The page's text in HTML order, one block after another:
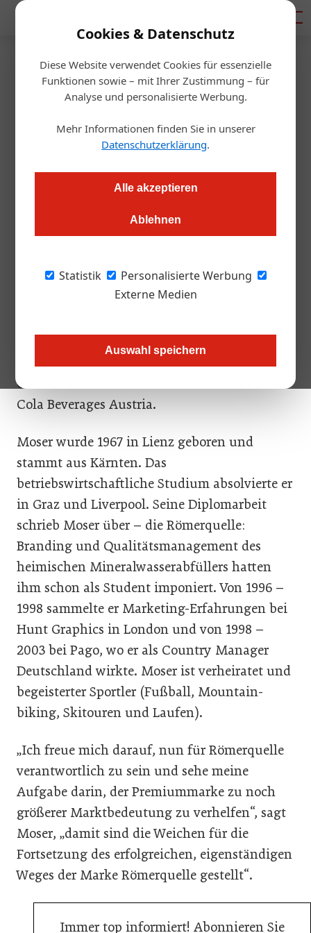
Cookies & Datenschutz
Diese Website verwendet Cookies für essenzielle
Funktionen sowie – mit Ihrer Zustimmung – für
Analyse und personalisierte Werbung.
Mehr Informationen finden Sie in unserer
Datenschutzerklärung.
Alle akzeptieren
Ablehnen
Statistik
Personalisierte Werbung
Externe Medien
Auswahl speichern
Startseite/Gastro & Hotel
Operativer Geschäftsleiter bei
Römerquelle
Am 1. Juni 2006 hat Mag. Christian Moser
beim Mineralwasserbrunnen Römerquelle
aufgenommen. Moser zeichnet für den
berichtet direkt an Geschäftsführer Karin
Trimmel, neuerdings auch Stellvertreterin von
Generaldirektor Ulrik Nehammer bei Coca-
Cola Beverages Austria.
Moser wurde 1967 in Lienz geboren und
stammt aus Kärnten. Das
betriebswirtschaftliche Studium absolvierte er
in Graz und Liverpool. Seine Diplomarbeit
schrieb Moser über – die Römerquelle:
Branding und Qualitätsmanagement des
heimischen Mineralwasserabfüllers hatten
ihm schon als Student imponiert. Von 1996 –
1998 sammelte er Marketing-Erfahrungen bei
Hunt Graphics in London und von 1998 –
2003 bei Pago, wo er als Country Manager
Deutschland wirkte. Moser ist verheiratet und
begeisterter Sportler (Fußball, Mountain-
biking, Skitouren und Laufen).
„Ich freue mich darauf, nun für Römerquelle
verantwortlich zu sein und sehe meine
Aufgabe darin, der Premiummarke zu noch
größerer Marktbedeutung zu verhelfen“, sagt
Moser, „damit sind die Weichen für die
Fortsetzung des erfolgreichen, eigenständigen
Weges der Marke Römerquelle gestellt“.
Immer top informiert! Abonnieren Sie